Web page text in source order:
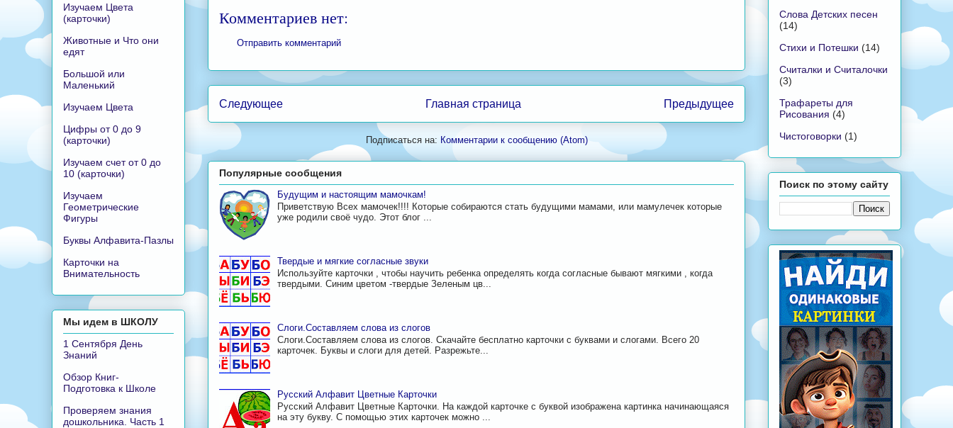
Комментариев нет:
Отправить комментарий
Следующее Предыдущее
Главная страница
Подписаться на: Комментарии к сообщению (Atom)
Популярные сообщения
Будущим и настоящим мамочкам!
Приветствую Всех мамочек!!!! Которые собираются стать будущими мамами, или мамулечек которые
уже родили своё чудо. Этот блог ...
Твердые и мягкие согласные звуки
Используйте карточки , чтобы научить ребенка определять когда согласные бывают мягкими , когда
твердыми. Синим цветом -твердые Зеленым цв...
Слоги.Составляем слова из слогов
Слоги.Составляем слова из слогов. Скачайте бесплатно карточки с буквами и слогами. Всего 20
карточек. Буквы и слоги для детей. Разрежьте...
Русский Алфавит Цветные Карточки
Русский Алфавит Цветные Карточки. На каждой карточке с буквой изображена картинка начинающаяся
на эту букву. С помощью этих карточек можно ...
Изучаем Цвета
(карточки)
Животные и Что они
едят
Большой или
Маленький
Изучаем Цвета
Цифры от 0 до 9
(карточки)
Изучаем счет от 0 до
10 (карточки)
Изучаем
Геометрические
Фигуры
Буквы Алфавита-Пазлы
Карточки на
Внимательность
Мы идем в ШКОЛУ
1 Сентября День
Знаний
Обзор Книг-
Подготовка к Школе
Проверяем знания
дошкольника. Часть 1
Слова Детских песен
(14)
Стихи и Потешки (14)
Считалки и Считалочки
(3)
Трафареты для
Рисования (4)
Чистоговорки (1)
Поиск по этому сайту